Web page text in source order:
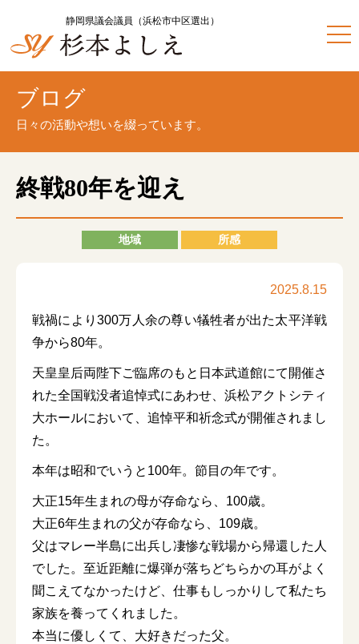
静岡県議会議員（浜松市中区選出）
ブログ
日々の活動や想いを綴っています。
終戦80年を迎え
地域 所感
2025.8.15
戦禍により300万人余の尊い犠牲者が出た太平洋戦
争から80年。
天皇皇后両陛下ご臨席のもと日本武道館にて開催さ
れた全国戦没者追悼式にあわせ、浜松アクトシティ
大ホールにおいて、追悼平和祈念式が開催されまし
た。
本年は昭和でいうと100年。節目の年です。
大正15年生まれの母が存命なら、100歳。
大正6年生まれの父が存命なら、109歳。
父はマレー半島に出兵し凄惨な戦場から帰還した人
でした。至近距離に爆弾が落ちどちらかの耳がよく
聞こえてなかったけど、仕事もしっかりして私たち
家族を養ってくれました。
本当に優しくて、大好きだった父。